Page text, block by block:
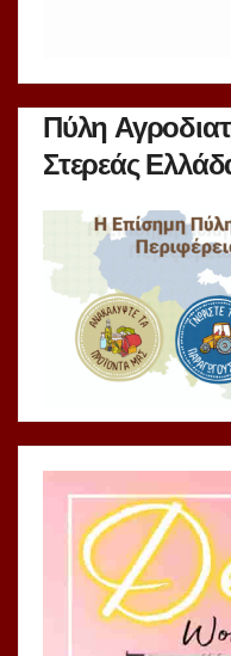
Πύλη
Στερεάς